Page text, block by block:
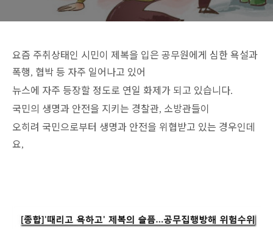
요즘 주취상태인 시민이 제복을 입은 공무원에게 심한 욕설과
폭행, 협박 등 자주 일어나고 있어
뉴스에 자주 등장할 정도로 연일 화제가 되고 있습니다.
국민의 생명과 안전을 지키는 경찰관, 소방관들이
오히려 국민으로부터 생명과 안전을 위협받고 있는 경우인데
요,